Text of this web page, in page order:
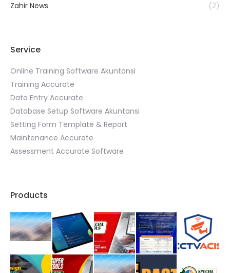
Zahir News
(2)
Service
Online Training Software Akuntansi
Training Accurate
Data Entry Accurate
Database Setup Software Akuntansi
Setting Form Template & Report
Maintenance Accurate
Assessment Accurate Software
Products